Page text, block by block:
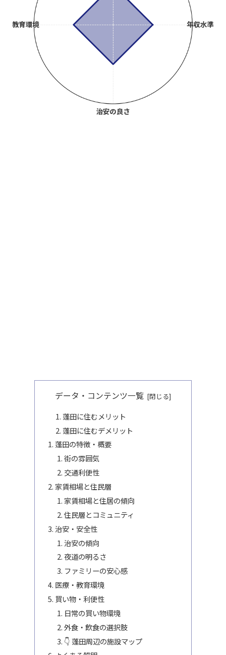
データ・コンテンツ一覧
蓬田に住むメリット
蓬田に住むデメリット
蓬田の特徴・概要
街の雰囲気
交通利便性
家賃相場と住民層
家賃相場と住居の傾向
住民層とコミュニティ
治安・安全性
治安の傾向
夜道の明るさ
ファミリーの安心感
医療・教育環境
買い物・利便性
日常の買い物環境
外食・飲食の選択肢
👇 蓬田周辺の施設マップ